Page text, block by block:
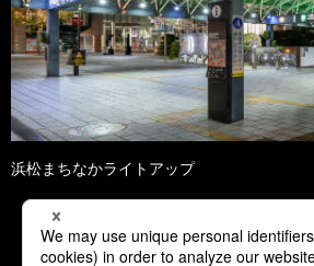
浜松まちなかライトアップ